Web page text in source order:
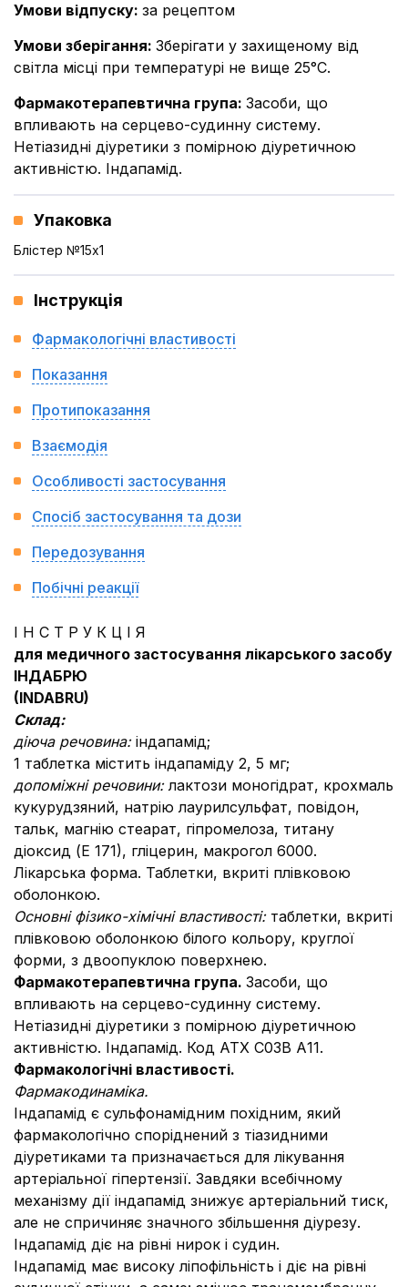
Умови відпуску: за рецептом
Умови зберігання: Зберігати у захищеному від
світла місці при температурі не вище 25°С.
Фармакотерапевтична група: Засоби, що
впливають на серцево-судинну систему.
Нетіазидні діуретики з помірною діуретичною
активністю. Індапамід.
Упаковка
Блістер №15x1
Інструкція
Фармакологічні властивості
Показання
Протипоказання
Взаємодія
Особливості застосування
Спосіб застосування та дози
Передозування
Побічні реакції
І Н С Т Р У К Ц І Я
для медичного застосування лікарського засобу
ІНДАБРЮ
(INDABRU)
Склад:
діюча речовина: індапамід;
1 таблетка містить індапаміду 2, 5 мг;
допоміжні речовини:лактози моногідрат, крохмаль
кукурудзяний, натрію лаурилсульфат, повідон,
тальк, магнію стеарат, гіпромелоза, титану
діоксид (Е 171), гліцерин, макрогол 6000.
Лікарська форма. Таблетки, вкриті плівковою
оболонкою.
Основні фізико-хімічні властивості: таблетки, вкриті
плівковою оболонкою білого кольору, круглої
форми, з двоопуклою поверхнею.
Фармакотерапевтична група. Засоби, що
впливають на серцево-судинну систему.
Нетіазидні діуретики з помірною діуретичною
активністю. Індапамід. Код АТХ С03В А11.
Фармакологічні властивості.
Фармакодинаміка.
Індапамід є сульфонамiдним похідним, який
фармакологiчно споріднений з тiазидними
діуретиками та призначається для лікування
артеріальної гіпертензії. Завдяки всебічному
механізму дії індапамід знижує артеріальний тиск,
але не спричиняє значного збільшення діурезу.
Індапамід діє на рівні нирок і судин.
Індапамід має високу ліпофільність і діє на рівні